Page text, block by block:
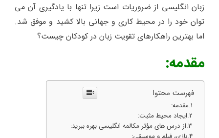
زبان انگلیسی از ضروریات است زیرا تنها با یادگیری آن می
توان خود را در محیط کاری و جهانی بالا کشید و موفق شد.
اما بهترین راهکارهای تقویت زبان در کودکان چیست؟
مقدمه:
فهرست محتوا
مقدمه:
ایجاد محیط مثبت:
از درس های مؤثر مکالمه انگلیسی بهره ببرید: